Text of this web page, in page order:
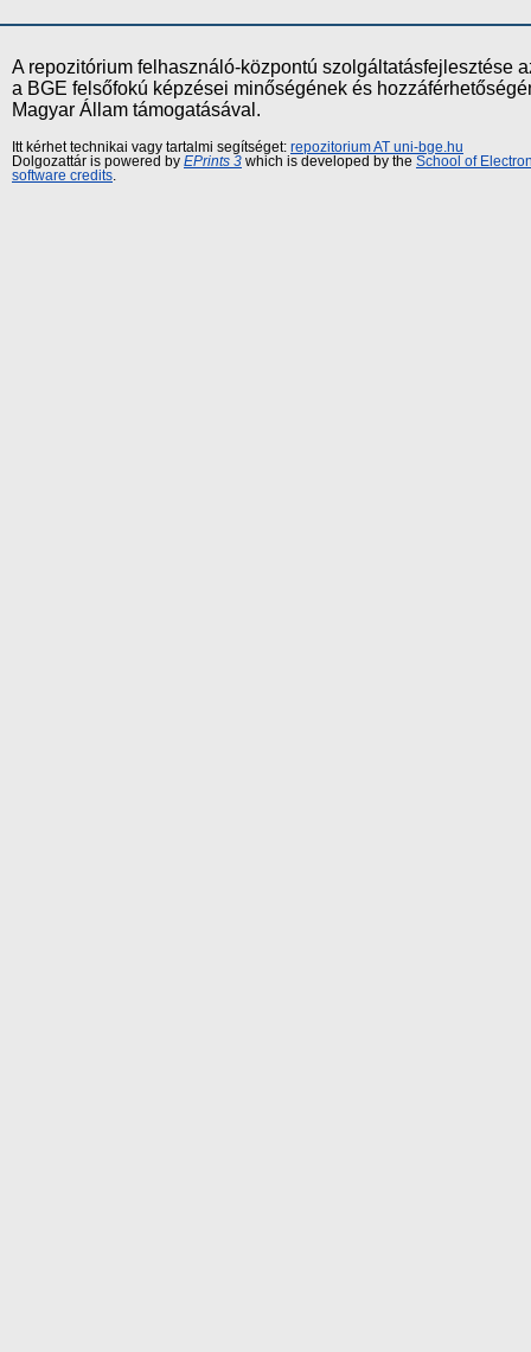
A repozitórium felhasználó-központú szolgáltatásfejlesztése
a BGE felsőfokú képzései minőségének és
Magyar Állam támogatásával.
Itt kérhet technikai vagy tartalmi segítséget: repozitorium AT uni-bge.hu
Dolgozattár is powered by EPrints 3 which is developed by the School of
software credits